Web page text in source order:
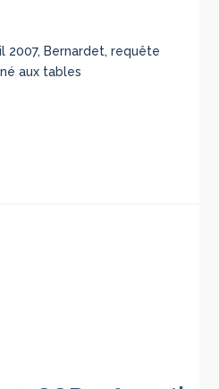
2007, Bernardet, requête
aux tables